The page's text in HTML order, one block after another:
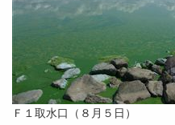
Ｆ１取水口（８月５日）